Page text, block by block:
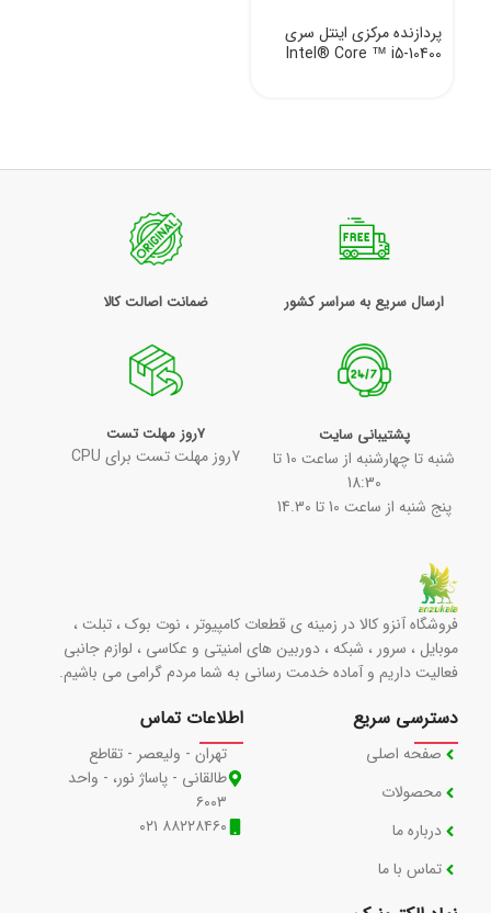
پردازنده مرکزی اینتل سری
Intel® Core ™ i5-10400
ارسال سریع به سراسر کشور ضمانت اصالت کالا
پشتیبانی سایت
شنبه تا چهارشنبه از ساعت 10 تا
18:30
پنج شنبه از ساعت 10 تا 14.30
7روز مهلت تست
7روز مهلت تست برای CPU
فروشگاه آنزو کالا در زمینه ی قطعات کامپیوتر ، نوت بوک ، تبلت ،
موبایل ، سرور ، شبکه ، دوربین های امنیتی و عکاسی ، لوازم جانبی
فعالیت داریم و آماده خدمت رسانی به شما مردم گرامی می باشیم.
دسترسی سریع
صفحه اصلی
محصولات
درباره ما
تماس با ما
اطلاعات تماس
تهران - ولیعصر - تقاطع
طالقانی - پاساژ نور، - واحد
۶۰۰۳
۸۸۲۲۸۴۶۰ ۰۲۱